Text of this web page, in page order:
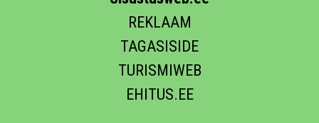
REKLAAM
TAGASISIDE
TURISMIWEB
EHITUS.EE